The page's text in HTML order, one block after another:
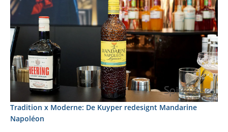
Tradition x Moderne: De Kuyper redesignt Mandarine
Napoléon